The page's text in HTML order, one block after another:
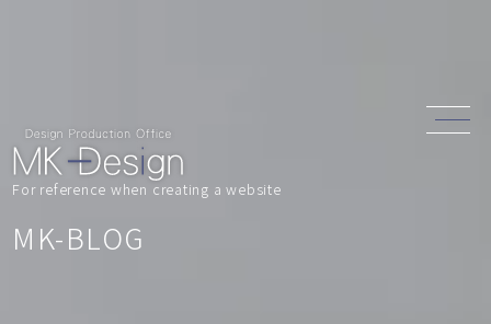
For reference when creating a website
MK-BLOG